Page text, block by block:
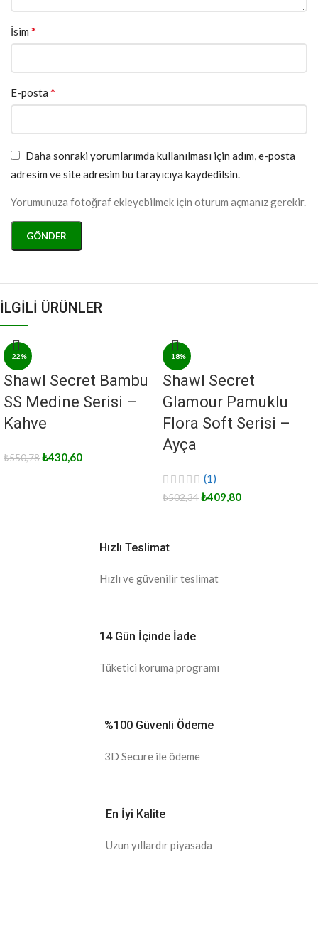
İsim *
E-posta *
Daha sonraki yorumlarımda kullanılması için adım, e-posta
adresim ve site adresim bu tarayıcıya kaydedilsin.
Yorumunuza fotoğraf ekleyebilmek için oturum açmanız gerekir.
İLGİLİ ÜRÜNLER
-22%
Shawl Secret Bambu
SS Medine Serisi –
Kahve
₺550,78₺430,60
-18%
Shawl Secret
Glamour Pamuklu
Flora Soft Serisi –
Ayça
(1)
₺502,34₺409,80
Hızlı Teslimat
Hızlı ve güvenilir teslimat
14 Gün İçinde İade
Tüketici koruma programı
%100 Güvenli Ödeme
3D Secure ile ödeme
En İyi Kalite
Uzun yıllardır piyasada